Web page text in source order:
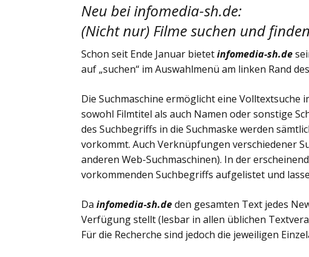
Neu bei infomedia-sh.de:
(Nicht nur) Filme suchen und finden
Schon seit Ende Januar bietetinfomedia-sh.de
auf „suchen“ im Auswahlmenü am linken Rand
Die Suchmaschine ermöglicht eine Volltextsuche
sowohl Filmtitel als auch Namen oder sonstige
des Suchbegriffs in die Suchmaske werden
vorkommt. Auch Verknüpfungen verschiedener
anderen Web-Suchmaschinen). In der
vorkommenden Suchbegriffs aufgelistet und
Dainfomedia-sh.deden gesamten Text jedes
Verfügung stellt (lesbar in allen üblichen
Für die Recherche sind jedoch die jeweiligen